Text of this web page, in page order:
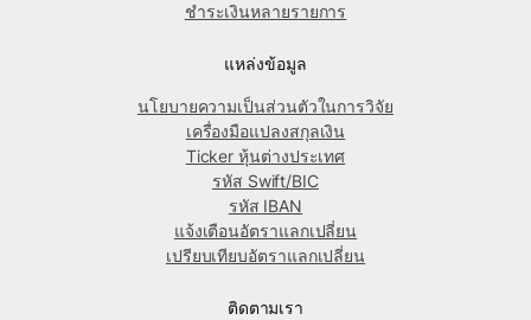
ชำระเงินหลายรายการ
แหล่งข้อมูล
นโยบายความเป็นส่วนตัวในการวิจัย
เครื่องมือแปลงสกุลเงิน
Ticker หุ้นต่างประเทศ
รหัส Swift/BIC
รหัส IBAN
แจ้งเตือนอัตราแลกเปลี่ยน
เปรียบเทียบอัตราแลกเปลี่ยน
ติดตามเรา